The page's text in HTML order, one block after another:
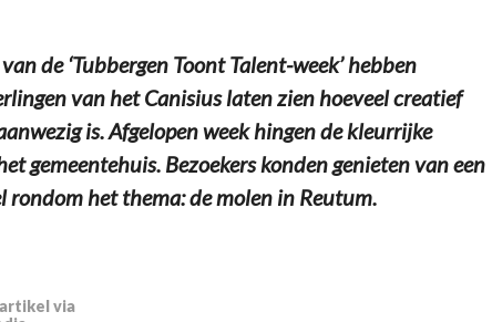
de ‘Tubbergen Toont Talent-week’ hebben
van het Canisius laten zien hoeveel creatief
is. Afgelopen week hingen de kleurrijke
gemeentehuis. Bezoekers konden genieten van een
rondom het thema: de molen in Reutum.
via